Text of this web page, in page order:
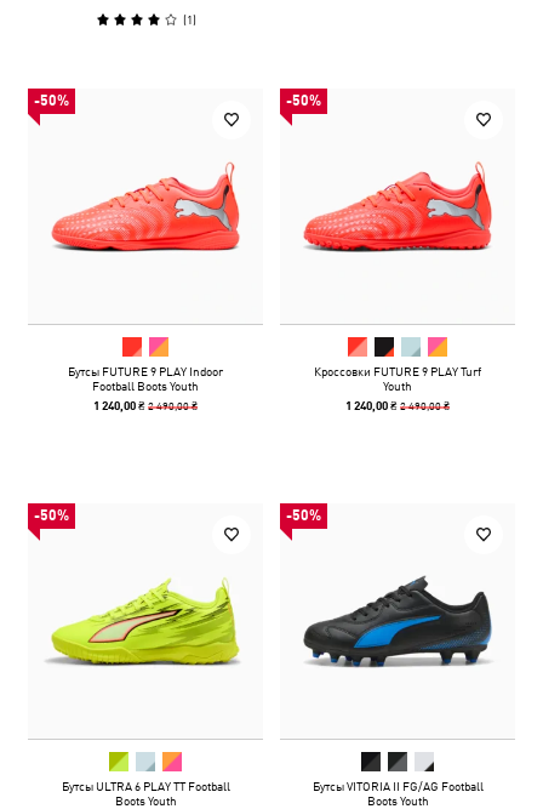
(1)
-50%
Бутсы FUTURE 9 PLAY Indoor
Football Boots Youth
1 240,00 ₴2 490,00 ₴
-50%
Кроссовки FUTURE 9 PLAY Turf
Youth
1 240,00 ₴2 490,00 ₴
-50%
Бутсы ULTRA 6 PLAY TT Football
Boots Youth
-50%
Бутсы VITORIA II FG/AG Football
Boots Youth